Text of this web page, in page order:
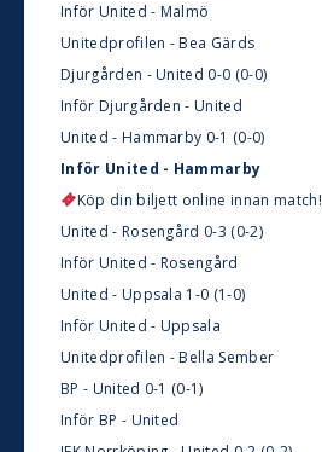
Inför United - Malmö
Unitedprofilen - Bea Gärds
Djurgården - United 0-0 (0-0)
Inför Djurgården - United
United - Hammarby 0-1 (0-0)
Inför United - Hammarby
Köp din biljett online innan match!
United - Rosengård 0-3 (0-2)
Inför United - Rosengård
United - Uppsala 1-0 (1-0)
Inför United - Uppsala
Unitedprofilen - Bella Sember
BP - United 0-1 (0-1)
Inför BP - United